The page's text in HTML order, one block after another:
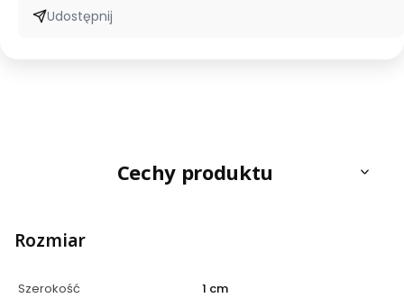
Udostępnij
Cechy produktu
Rozmiar
Szerokość
1 cm